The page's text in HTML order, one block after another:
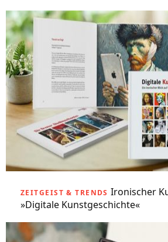
ZEITGEIST & TRENDS Ironischer
»Digitale Kunstgeschichte«